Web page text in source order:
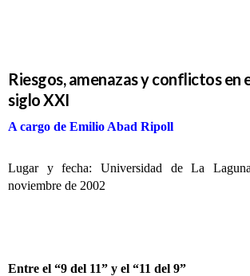
Riesgos, amenazas y conflictos en
siglo XXI
A cargo de Emilio Abad Ripoll
Lugar y fecha: Universidad de La
noviembre de 2002
Entre el “9 del 11” y el “11 del 9”